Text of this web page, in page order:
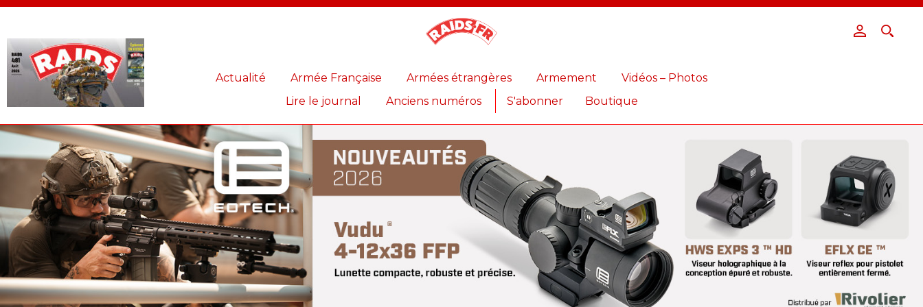
Actualité Armée Française Armées étrangères Armement
Vidéos – Photos
Lire le journal
Anciens numéros S'abonner Boutique
Panneau de gestion des cookies